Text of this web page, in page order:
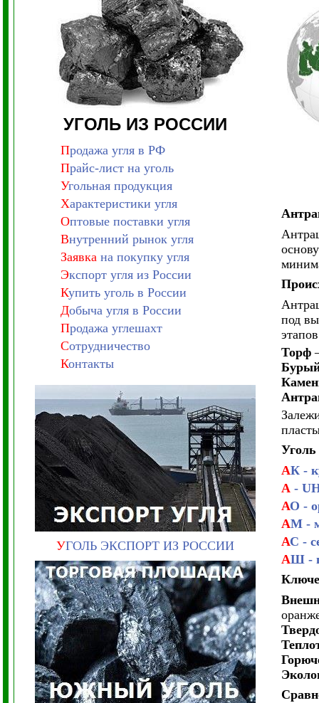
УГОЛЬ ИЗ РОССИИ
Продажа угля в РФ
Прайс-лист на уголь
Угольная продукция
Характеристики угля
Оптовые поставки угля
Внутренний рынок угля
Заявка на покупку угля
Экспорт угля из России
Купить уголь в России
Добыча угля в России
Продажа углешахт
Сотрудничество
Контакты
УГОЛЬ ЭКСПОРТ ИЗ РОССИИ
под
Торф
Уголь
АК -
А -
АО -
АМ -
АС -
АШ -